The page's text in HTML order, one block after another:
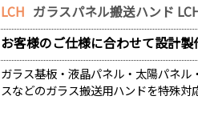
LCH ガラスパネル搬送ハンド
お客様のご仕様に合わせて設計製
ガラス基板・液晶パネル・太陽パネ
スなどのガラス搬送用ハンドを特殊対